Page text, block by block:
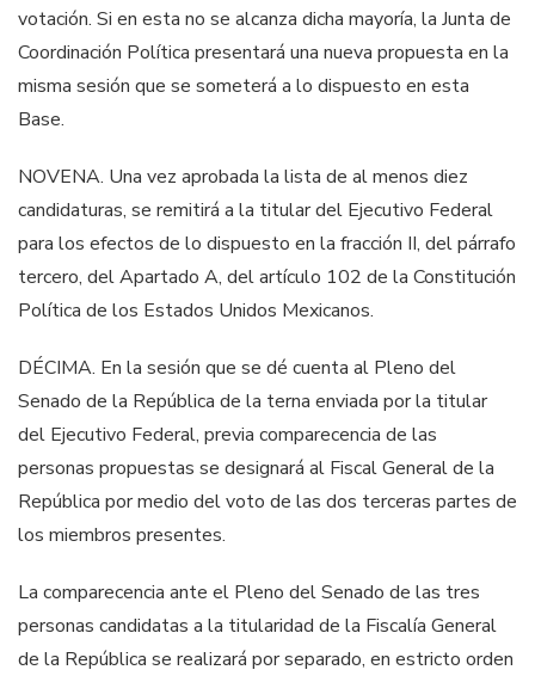
votación. Si en esta no se alcanza dicha mayoría, la Junta de
Coordinación Política presentará una nueva propuesta en la
misma sesión que se someterá a lo dispuesto en esta
Base.
NOVENA. Una vez aprobada la lista de al menos diez
candidaturas, se remitirá a la titular del Ejecutivo Federal
para los efectos de lo dispuesto en la fracción II, delpárrafo
tercero, del Apartado A, del artículo 102 de la Constitución
Política de los Estados Unidos Mexicanos.
DÉCIMA. En la sesión que se dé cuenta al Pleno del
Senado de la República de la terna enviada por la titular
del Ejecutivo Federal, previa comparecencia de las
personas propuestas se designará al Fiscal General de la
República por medio delvoto de las dos terceras partes de
los miembros presentes.
La comparecencia ante el Pleno del Senado de las tres
personas candidatas a la titularidad de la Fiscalía General
de la República se realizará por separado, en estricto orden